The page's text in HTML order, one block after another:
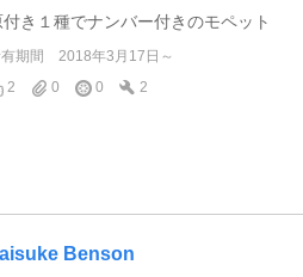
付き１種でナンバー付きのモペット
期間
2018年3月17日～
2
0 0 2
Benson